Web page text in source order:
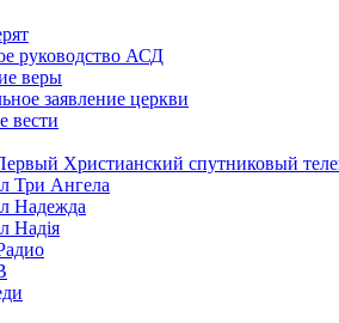
руководство АСД
веры
заявление церкви
вести
Христианский спутниковый
Три Ангела
Надежда
Надія